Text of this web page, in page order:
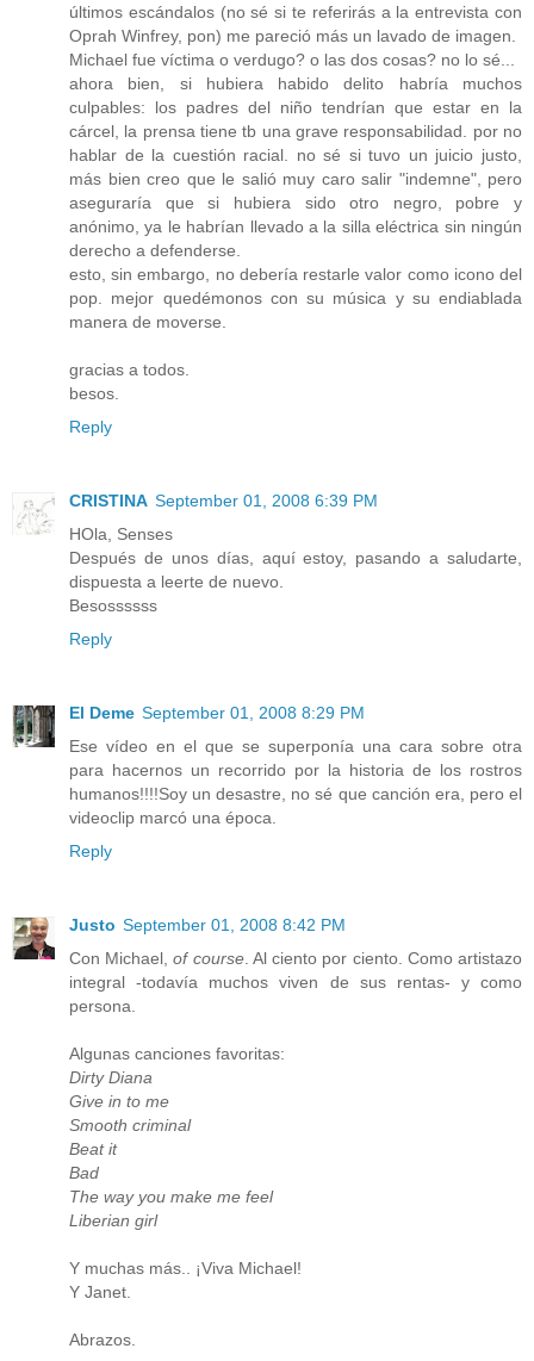
últimos escándalos (no sé si te referirás a la entrevista con
Oprah Winfrey, pon) me pareció más un lavado de imagen.
Michael fue víctima o verdugo? o las dos cosas? no lo sé...
ahora bien, si hubiera habido delito habría muchos
culpables: los padres del niño tendrían que estar en la
cárcel, la prensa tiene tb una grave responsabilidad. por no
hablar de la cuestión racial. no sé si tuvo un juicio justo,
más bien creo que le salió muy caro salir "indemne", pero
aseguraría que si hubiera sido otro negro, pobre y
anónimo, ya le habrían llevado a la silla eléctrica sin ningún
derecho a defenderse.
esto, sin embargo, no debería restarle valor como icono del
pop. mejor quedémonos con su música y su endiablada
manera de moverse.
gracias a todos.
besos.
Reply
CRISTINA September 01, 2008 6:39 PM
HOla, Senses
Después de unos días, aquí estoy, pasando a saludarte,
dispuesta a leerte de nuevo.
Besossssss
Reply
El Deme September 01, 2008 8:29 PM
Ese vídeo en el que se superponía una cara sobre otra
para hacernos un recorrido por la historia de los rostros
humanos!!!!Soy un desastre, no sé que canción era, pero el
videoclip marcó una época.
Reply
Justo September 01, 2008 8:42 PM
Con Michael,of course. Al ciento por ciento. Como artistazo
integral -todavía muchos viven de sus rentas- y como
persona.
Algunas canciones favoritas:
Dirty Diana
Give in to me
Smooth criminal
Beat it
Bad
The way you make me feel
Liberian girl
Y muchas más.. ¡Viva Michael!
Y Janet.
Abrazos.